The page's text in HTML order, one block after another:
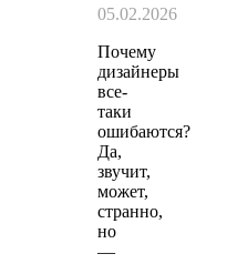
05.02.2026
Почему
дизайнеры
все-
таки
ошибаются?
Да,
звучит,
может,
странно,
но
—